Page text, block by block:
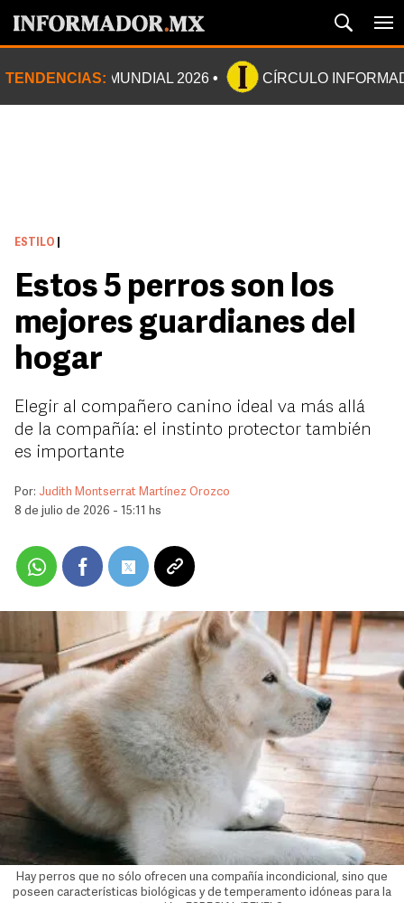
TENDENCIAS: MUNDIAL 2026 CÍRCULO
ESTILO
Estos 5 perros son los
mejores guardianes del
hogar
Elegir al compañero canino ideal va más allá
de la compañía: el instinto protector también
es importante
Por: Judith Montserrat Martínez Orozco
8 de julio de 2026 - 15:11 hs
Hay perros que no sólo ofrecen una compañía incondicional, sino que
poseen características biológicas y de temperamento idóneas para la